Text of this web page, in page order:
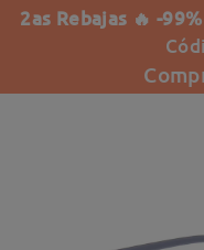
2as Rebajas 🔥 -